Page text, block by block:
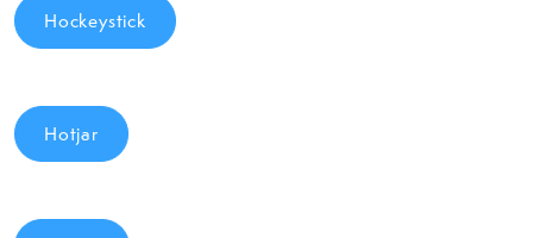
Hockeystick
Hotjar